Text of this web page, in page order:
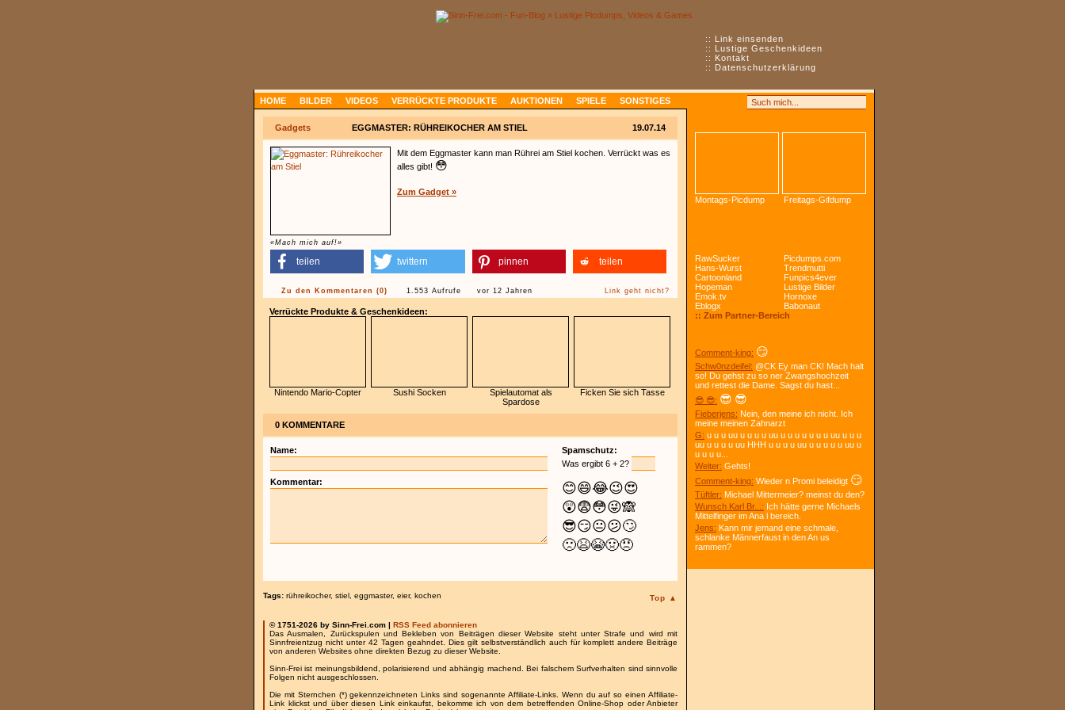
:: Link einsenden
:: Lustige Geschenkideen
:: Kontakt
:: Datenschutzerklärung
HOME BILDER VIDEOS VERRÜCKTE PRODUKTE AUKTIONEN SPIELE SONSTIGES
Gadgets 19.07.14
EGGMASTER: RÜHREIKOCHER AM STIEL
«Mach mich auf!»
Mit dem Eggmaster kann man Rührei am Stiel kochen. Verrückt was es
alles gibt! 😳
Zum Gadget »
teilen twittern pinnen teilen
Zu den Kommentaren (0) 1.553 Aufrufe vor 12 Jahren Link geht nicht?
Verrückte Produkte & Geschenkideen:
Nintendo Mario-Copter Sushi Socken
Spielautomat als
Spardose
Ficken Sie sich Tasse
0 KOMMENTARE
Spamschutz:
Was ergibt 6 + 2?
😊😄😂😉😍
😲😨😳😜🙈
😎😏😐😕🙄
🙁😫😭🤢😠
Name:
Kommentar:
Top ▲
Tags: rühreikocher, stiel eggmaster, eier, kochen
© 1751-2026 by Sinn-Frei.com | RSS Feed abonnieren
Das Ausmalen, Zurückspulen und Bekleben von Beiträgen dieser Website steht unter Strafe und wird mit
Sinnfreientzug nicht unter 42 Tagen geahndet. Dies gilt selbstverständlich auch für komplett andere Beiträge
von anderen Websites ohne direkten Bezug zu dieser Website.
Sinn-Frei ist meinungsbildend, polarisierend und abhängig machend. Bei falschem Surfverhalten sind sinnvolle
Folgen nicht ausgeschlossen.
Die mit Sternchen (*) gekennzeichneten Links sind sogenannte Affiliate-Links. Wenn du auf so einen Affiliate-
Link klickst und über diesen Link einkaufst, bekomme ich von dem betreffenden Online-Shop oder Anbieter
Montags-Picdump Freitags-Gifdump
RawSucker
Picdumps.com
Hans-Wurst
Trendmutti
Cartoonland
Funpics4ever
Hopeman
Lustige Bilder
Emok.tv
Hornoxe
Eblogx
Babonaut
:: Zum Partner-Bereich
Comment-king: 😏
Schw0nzdeifel: @CK Ey man CK! Mach halt
so! Du gehst zu so ner Zwangshochzeit
und rettest die Dame. Sagst du hast...
😎 😎: 😎 😎
Fieberjens: Nein, den meine ich nicht. Ich
meine meinen Zahnarzt
G: u u u uu u u u u uu u u u u u u u uu u u u
uu u u u u uu HHH u u u u uu u u u u u uu u
u u u u...
Weiter: Gehts!
Comment-king: Wieder n Promi beleidigt 😏
Tüftler: Michael Mittermeier? meinst du den?
Wunsch Karl Br...: Ich hätte gerne Michaels
Mittelfinger im Ana l bereich.
Jens: Kann mir jemand eine schmale,
schlanke Männerfaust in den An us
rammen?